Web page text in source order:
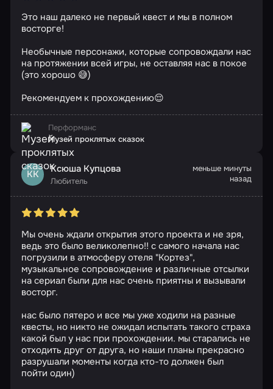
Это наш далеко не первый квест и мы в полном
восторге!
Необычные персонажи, которые сопровождали нас
на протяжении всей игры, не оставляя нас в покое
(это хорошо 😅)
Рекомендуем к прохождению😌
Перформанс
Музей проклятых сказок
КК Ксюша Купцова
Любитель
меньше минуты
назад
Мы очень ждали открытия этого проекта и не зря,
ведь это было великолепно!! с самого начала нас
погрузили в атмосферу отеля "Кортез",
музыкальное сопровождение и различные отсылки
на сериал были для нас очень приятны и вызывали
восторг.
нас было пятеро и все мы уже ходили на разные
квесты, но никто не ожидал испытать такого страха
какой был у нас при прохождении. мы старались не
отходить друг от друга, но наши планы прекрасно
разрушали моменты когда кто-то должен был
пойти один)